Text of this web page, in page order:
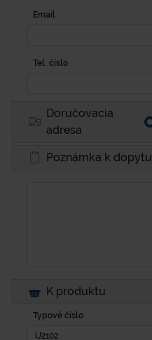
Email
Tel. číslo
Doručovacia
adresa
Poznámka k dopytu
K produktu
Typové číslo